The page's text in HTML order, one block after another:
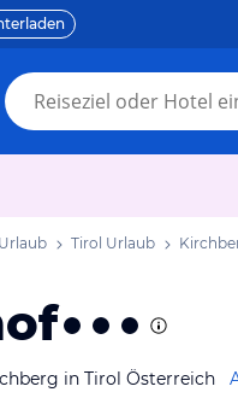
Tirol Urlaub
in Tirol Österreich